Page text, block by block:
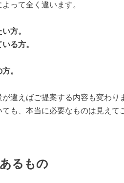
って全く違います。
方。
る方。
。
違えばご提案する内容も変わり
も、本当に必要なものは見えて
るもの